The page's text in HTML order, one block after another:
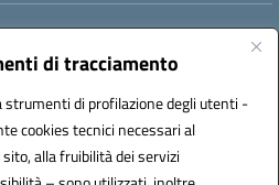
di tracciamento
di profilazione degli utenti -
cookies tecnici necessari al
alla fruibilità dei servizi
Email:leic81300l@istruzione.it
UF1W44